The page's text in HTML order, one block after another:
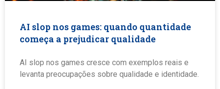
AI slop nos games: quando quantidade
começa a prejudicar qualidade
AI slop nos games cresce com exemplos reais e
levanta preocupações sobre qualidade e identidade.